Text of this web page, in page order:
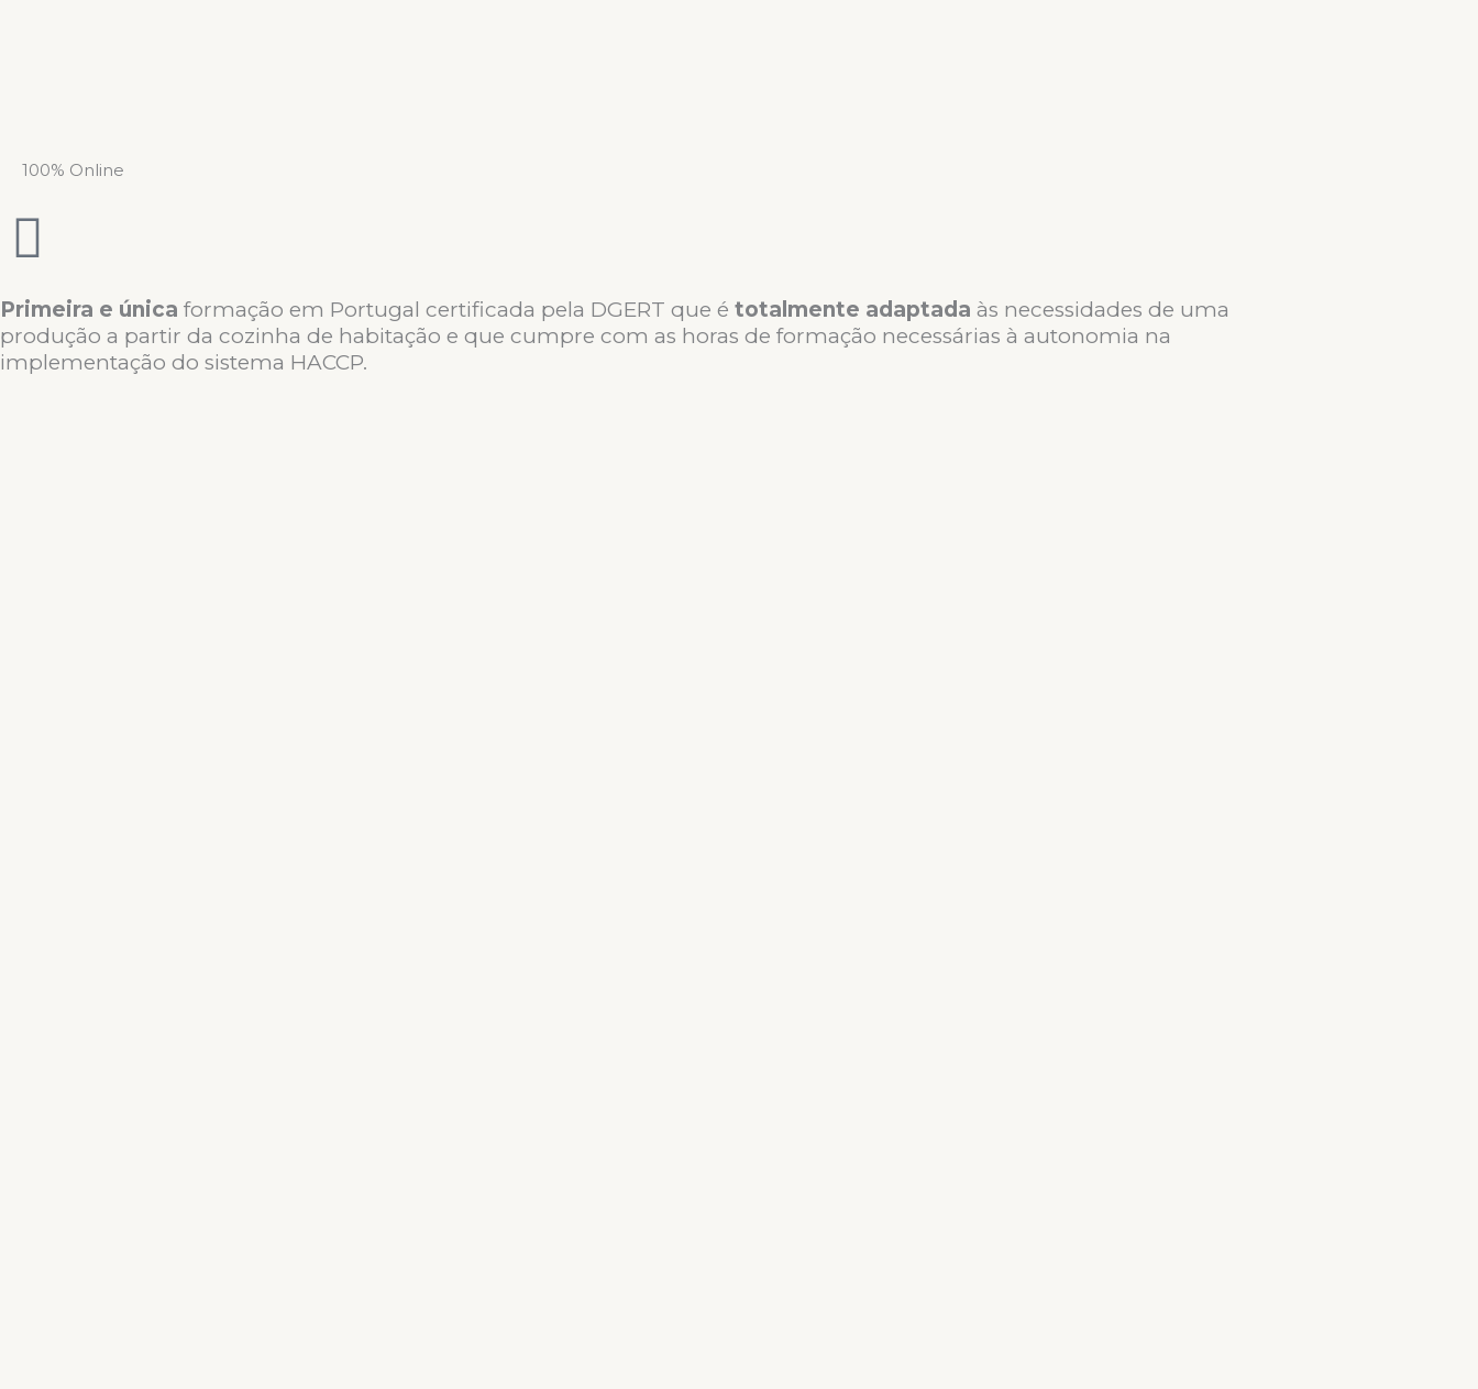
100% Online
Primeira e única formação em Portugal certificada pela DGERT que é totalmente adaptada às necessidades de uma
produção a partir da cozinha de habitação e que cumpre com as horas de formação necessárias à autonomia na
implementação do sistema HACCP.